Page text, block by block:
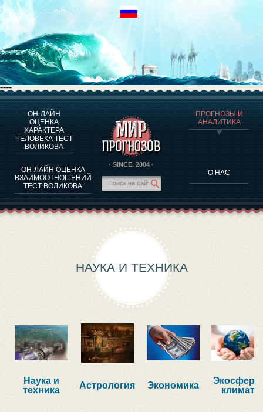
----
ОН-ЛАЙН
ОЦЕНКА
ХАРАКТЕРА
ЧЕЛОВЕКА ТЕСТ
ВОЛИКОВА
ОН-ЛАЙН ОЦЕНКА
ВЗАИМООТНОШЕНИЙ
ТЕСТ ВОЛИКОВА
· SINCE. 2004 ·
ПРОГНОЗЫ И
АНАЛИТИКА
О НАС
О ПРОГРАММЕ
ОЦЕНКА ХАРАКТЕРA ЧЕЛОВЕКА
ОЦЕНКА ХАРАКТЕРА ВЫДАЮЩИХСЯ ЛИЧНОСТЕЙ
О ПРОГРАММЕ
ТЕСТ НА СОВМЕСТИМОСТЬ ВОЛИКОВА
ПРОГНОЗЫ И АНАЛИТИКА
НАУКА И ТЕХНИКА
Наука и
техника
Астрология Экономика
Экосфера,
климат